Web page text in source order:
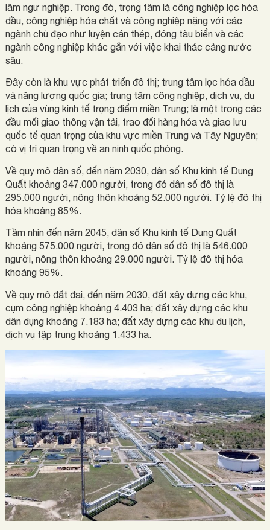
lâm ngư nghiệp. Trong đó, trọng tâm là công nghiệp lọc hóa
dầu, công nghiệp hóa chất và công nghiệp nặng với các
ngành chủ đạo như luyện cán thép, đóng tàu biển và các
ngành công nghiệp khác gắn với việc khai thác cảng nước
sâu.
Đây còn là khu vực phát triển đô thị; trung tâm lọc hóa dầu
và năng lượng quốc gia; trung tâm công nghiệp, dịch vụ, du
lịch của vùng kinh tế trọng điểm miền Trung; là một trong các
đầu mối giao thông vận tải, trao đổi hàng hóa và giao lưu
quốc tế quan trọng của khu vực miền Trung và Tây Nguyên;
có vị trí quan trọng về an ninh quốc phòng.
Về quy mô dân số, đến năm 2030, dân số Khu kinh tế Dung
Quất khoảng 347.000 người, trong đó dân số đô thị là
295.000 người, nông thôn khoảng 52.000 người. Tỷ lệ đô thị
hóa khoảng 85%.
Tầm nhìn đến năm 2045, dân số Khu kinh tế Dung Quất
khoảng 575.000 người, trong đó dân số đô thị là 546.000
người, nông thôn khoảng 29.000 người. Tỷ lệ đô thị hóa
khoảng 95%.
Về quy mô đất đai, đến năm 2030, đất xây dựng các khu,
cụm công nghiệp khoảng 4.403 ha; đất xây dựng các khu
dân dụng khoảng 7.183 ha; đất xây dựng các khu du lịch,
dịch vụ tập trung khoảng 1.433 ha.